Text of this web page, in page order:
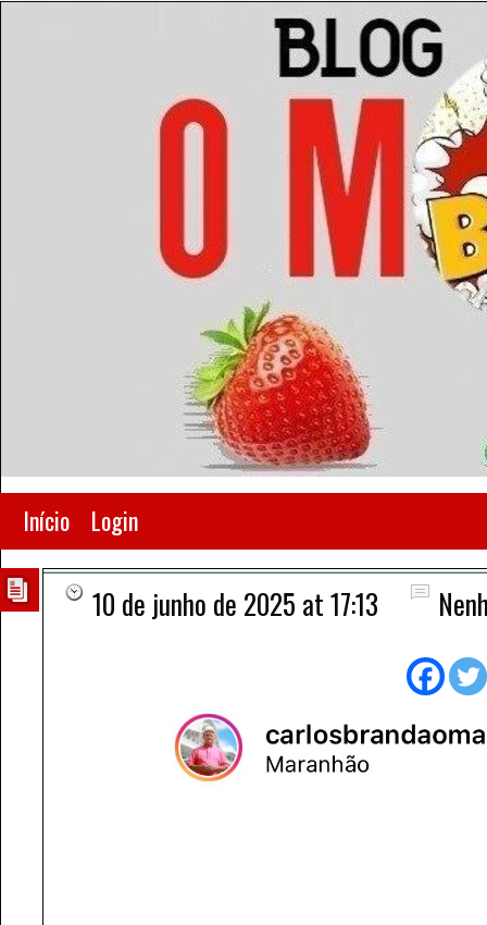
Início Login
10 de junho de 2025 at 17:13